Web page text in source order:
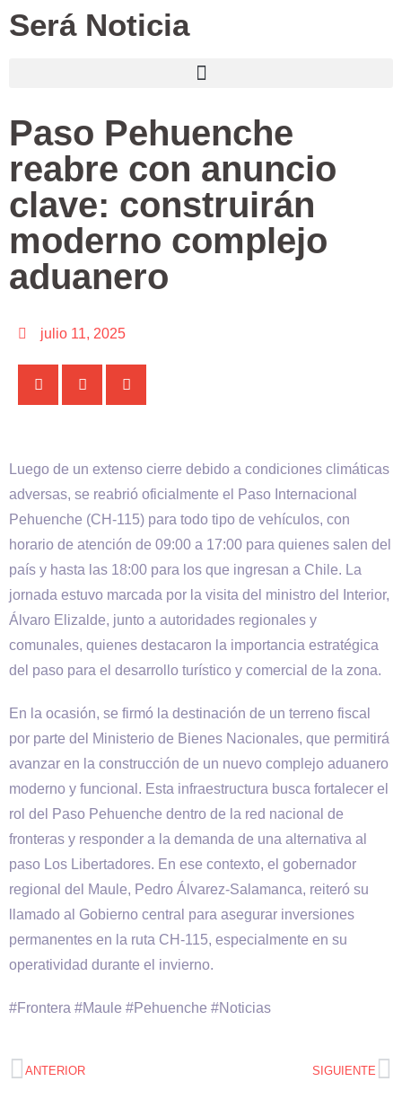
Será Noticia
Paso Pehuenche
reabre con anuncio
clave: construirán
moderno complejo
aduanero
julio 11, 2025
Luego de un extenso cierre debido a condiciones climáticas
adversas, se reabrió oficialmente el Paso Internacional
Pehuenche (CH-115) para todo tipo de vehículos, con
horario de atención de 09:00 a 17:00 para quienes salen del
país y hasta las 18:00 para los que ingresan a Chile. La
jornada estuvo marcada por la visita del ministro del Interior,
Álvaro Elizalde, junto a autoridades regionales y
comunales, quienes destacaron la importancia estratégica
del paso para el desarrollo turístico y comercial de la zona.
En la ocasión, se firmó la destinación de un terreno fiscal
por parte del Ministerio de Bienes Nacionales, que permitirá
avanzar en la construcción de un nuevo complejo aduanero
moderno y funcional. Esta infraestructura busca fortalecer el
rol del Paso Pehuenche dentro de la red nacional de
fronteras y responder a la demanda de una alternativa al
paso Los Libertadores. En ese contexto, el gobernador
regional del Maule, Pedro Álvarez-Salamanca, reiteró su
llamado al Gobierno central para asegurar inversiones
permanentes en la ruta CH-115, especialmente en su
operatividad durante el invierno.
#Frontera #Maule #Pehuenche #Noticias
ANTERIOR SIGUIENTE